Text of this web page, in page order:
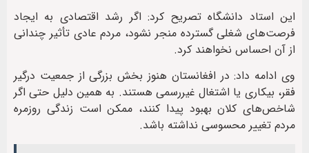
این استاد دانشگاه تصریح کرد: اگر رشد اقتصادی به ایجاد
فرصت‌های شغلی گسترده منجر نشود، مردم عادی تأثیر چندانی
از آن احساس نخواهند کرد.
وی ادامه داد: در افغانستان هنوز بخش بزرگی از جمعیت درگیر
فقر، بیکاری یا اشتغال غیررسمی هستند. به همین دلیل حتی اگر
شاخص‌های کلان بهبود پیدا کنند، ممکن است زندگی روزمره
مردم تغییر محسوسی نداشته باشد.